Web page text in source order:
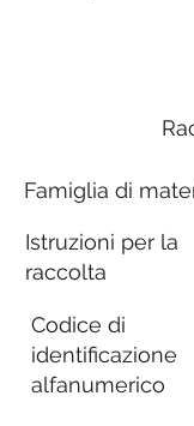
Famiglia di
Istruzioni per la
raccolta
Codice di
identificazione
alfanumerico